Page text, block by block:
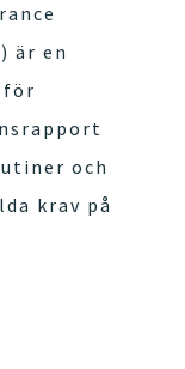
är en
för
och
krav på